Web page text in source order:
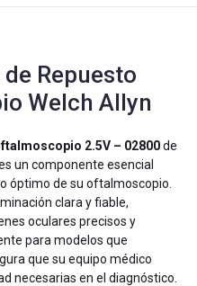
Repuesto
Welch Allyn
2.5V – 02800de
un componente esencial
óptimo de su oftalmoscopio.
clara y fiable,
oculares precisos y
para modelos que
que su equipo médico
necesarias en el diagnóstico.